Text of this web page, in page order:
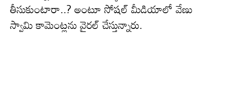
తీసుకుంటారా..? అంటూ సోషల్ మీడియాలో వేణు
స్వామి కామెంట్లను వైరల్ చేస్తున్నారు.